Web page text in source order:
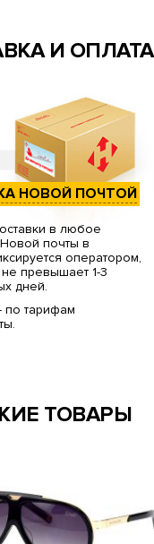
И ОПЛАТА
НОВОЙ ПОЧТОЙ
в любое
почты в
оператором,
превышает 1-3
дней.
по тарифам
ТОВАРЫ